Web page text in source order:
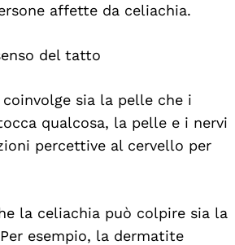
affette da celiachia.
del tatto
sia la pelle che i
qualcosa, la pelle e i nervi
percettive al cervello per
la celiachia può colpire sia la
esempio, la dermatite